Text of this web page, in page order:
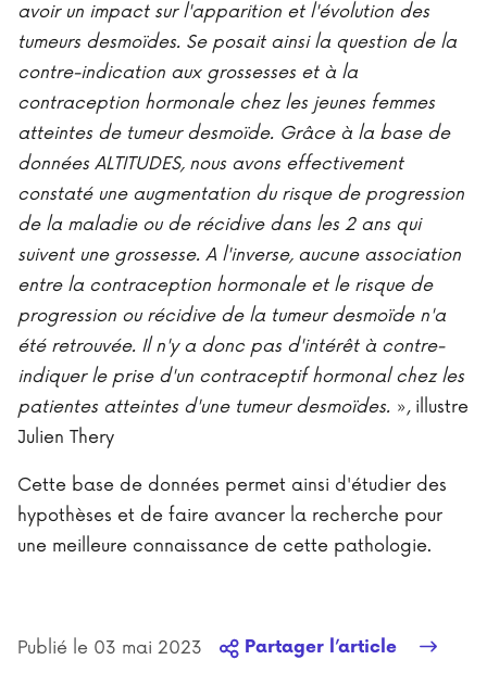
avoir un impact sur l'apparition et l'évolution des
tumeurs desmoïdes. Se posait ainsi la question de la
contre-indication aux grossesses et à la
contraception hormonale chez les jeunes femmes
atteintes de tumeur desmoïde. Grâce à la base de
données ALTITUDES, nous avons effectivement
constaté une augmentation du risque de progression
de la maladie ou de récidive dans les 2 ans qui
suivent une grossesse. A l'inverse, aucune association
entre la contraception hormonale et le risque de
progression ou récidive de la tumeur desmoïde n'a
été retrouvée. Il n'y a donc pas d'intérêt à contre-
indiquer le prise d'un contraceptif hormonal chez les
patientes atteintes d'une tumeur desmoïdes. », illustre
Julien Thery
Cette base de données permet ainsi d'étudier des
hypothèses et de faire avancer la recherche pour
une meilleure connaissance de cette pathologie.
Publié le 03 mai 2023 Partager l’article